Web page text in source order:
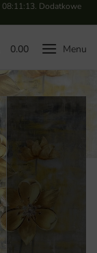
08:11:13. Dodatkowe
0.00